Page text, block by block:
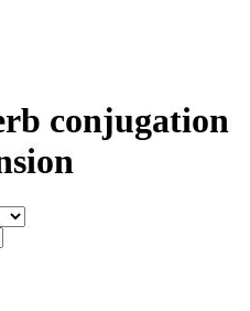
conjugation